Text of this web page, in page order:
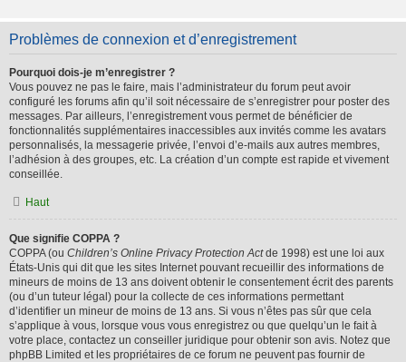
Problèmes de connexion et d’enregistrement
Pourquoi dois-je m’enregistrer ?
Vous pouvez ne pas le faire, mais l’administrateur du forum peut avoir
configuré les forums afin qu’il soit nécessaire de s’enregistrer pour poster des
messages. Par ailleurs, l’enregistrement vous permet de bénéficier de
fonctionnalités supplémentaires inaccessibles aux invités comme les avatars
personnalisés, la messagerie privée, l’envoi d’e-mails aux autres membres,
l’adhésion à des groupes, etc. La création d’un compte est rapide et vivement
conseillée.
Haut
Que signifie COPPA ?
COPPA (ou Children’s Online Privacy Protection Actde 1998) est une loi aux
États-Unis qui dit que les sites Internet pouvant recueillir des informations de
mineurs de moins de 13 ans doivent obtenir le consentement écrit des parents
(ou d’un tuteur légal) pour la collecte de ces informations permettant
d’identifier un mineur de moins de 13 ans. Si vous n’êtes pas sûr que cela
s’applique à vous, lorsque vous vous enregistrez ou que quelqu’un le fait à
votre place, contactez un conseiller juridique pour obtenir son avis. Notez que
phpBB Limited et les propriétaires de ce forum ne peuvent pas fournir de